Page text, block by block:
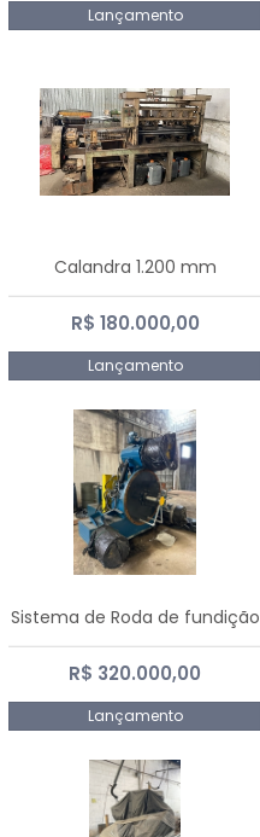
Lançamento
Calandra 1.200 mm
R$ 180.000,00
Lançamento
Sistema de Roda de fundição
R$ 320.000,00
Lançamento